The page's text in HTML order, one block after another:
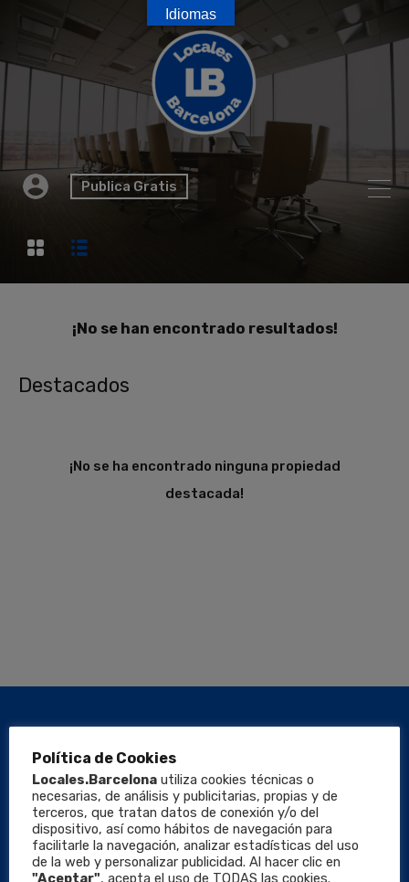
Publica Gratis
¡No se han encontrado resultados!
Destacados
¡No se ha encontrado ninguna propiedad
destacada!
Política de Cookies
Locales.Barcelona utiliza cookies técnicas o
necesarias, de análisis y publicitarias, propias y de
terceros, que tratan datos de conexión y/o del
dispositivo, así como hábitos de navegación para
facilitarle la navegación, analizar estadísticas del uso
de la web y personalizar publicidad. Al hacer clic en
"Aceptar", acepta el uso de TODAS las cookies.
Idiomas